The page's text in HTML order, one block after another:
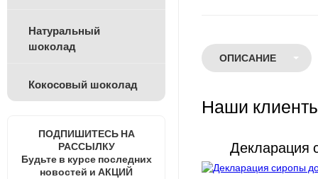
ОПИСАНИЕ
КАК КУПИТЬ ?
КОММЕНТАРИИ
Наши
Декларация
Натуральный
шоколад
Кокосовый шоколад
ПОДПИШИТЕСЬ НА
РАССЫЛКУ
Будьте в курсе последних
новостей и АКЦИЙ